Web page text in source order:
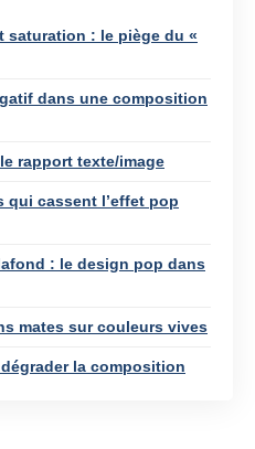
saturation : le piège du «
dans une composition
rapport texte/image
qui cassent l’effet pop
: le design pop dans
mates sur couleurs vives
la composition